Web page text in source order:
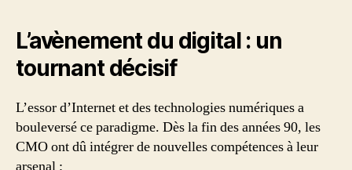
L’avènement du digital : un
tournant décisif
L’essor d’Internet et des technologies numériques a
bouleversé ce paradigme. Dès la fin des années 90, les
CMO ont dû intégrer de nouvelles compétences à leur